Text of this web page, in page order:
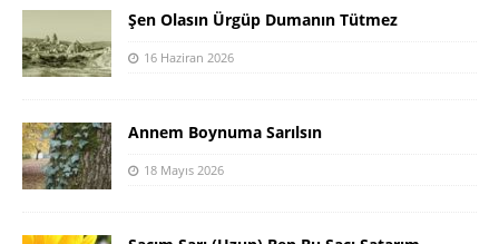
Şen Olasın Ürgüp Dumanın Tütmez
16 Haziran 2026
Annem Boynuma Sarılsın
18 Mayıs 2026